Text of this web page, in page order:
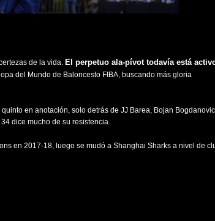
de la vida. El perpetuo ala-pívot todavía está
del Mundo de Baloncesto FIBA, buscando más gloria
en anotación, solo detrás de JJ Barea, Bojan
dice mucho de su resistencia.
en 2017-18, luego se mudó a Shanghai Sharks a nivel de